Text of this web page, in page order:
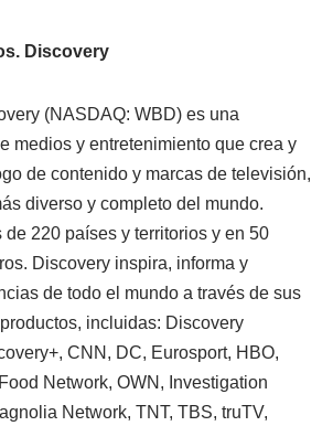
Discovery
(NASDAQ: WBD) es una
medios y entretenimiento que crea y
de contenido y marcas de televisión,
diverso y completo del mundo.
de 220 países y territorios y en 50
Discovery inspira, informa y
de todo el mundo a través de sus
incluidas: Discovery
CNN, DC, Eurosport, HBO,
Network, OWN, Investigation
Network, TNT, TBS, truTV,